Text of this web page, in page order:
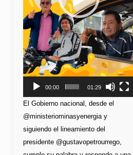
00:00 01:29
El Gobierno nacional, desde el
@ministeriominasyenergia y
siguiendo el lineamiento del
presidente @gustavopetrourrego,